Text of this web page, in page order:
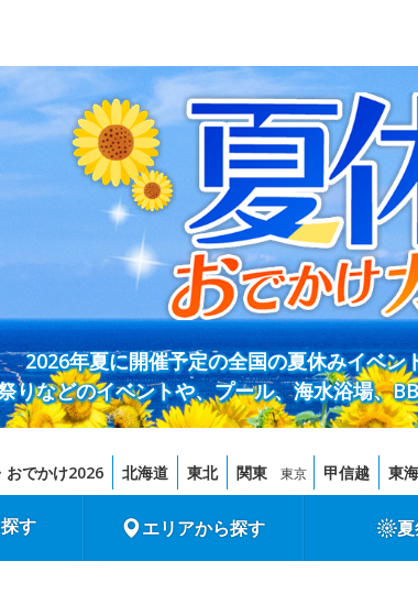
2026年夏に開催予定の全国の夏休みイベ
りなどのイベントや、プール、海水浴場、
おでかけ2026 北海道 東北 関東 東京 甲信越 東海
す エリアから探す